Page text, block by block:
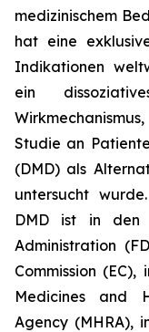
medizinischem
hat eine
Indikationen
ein
Studie an
(DMD) als
untersucht
DMD ist in den
Administration
Commission
Medicines and
Agency (MHRA),